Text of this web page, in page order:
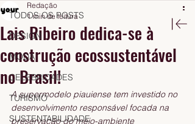
TODOS OS POSTS
DESIGN
MODA
CELEBRIDADES
TURISMO
SUSTENTABILIDADE
Lais Ribeiro dedica-se à
construção ecossustentável
no Brasil!
Redação
1 min de leitura
A supermodelo piauiense tem investido no
desenvolvimento responsável focada na
preservação do meio-ambiente